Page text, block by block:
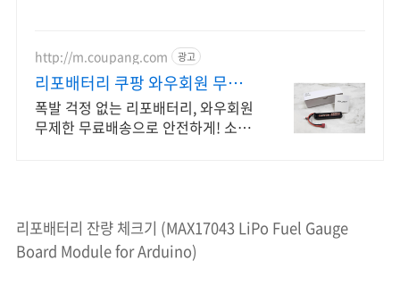
http://m.coupang.com 광고
리포배터리 쿠팡 와우회원 무료반
품으로 안심
폭발 걱정 없는 리포배터리, 와우회원
무제한 무료배송으로 안전하게! 소중
리포배터리 잔량 체크기 (MAX17043 LiPo Fuel Gauge
Board Module for Arduino)